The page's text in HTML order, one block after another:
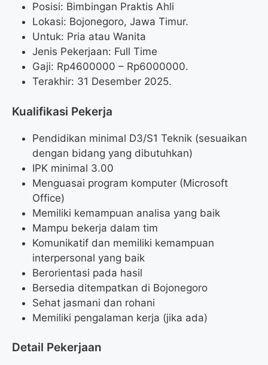
Posisi: Bimbingan Praktis Ahli
Lokasi: Bojonegoro, Jawa Timur.
Untuk: Pria atau Wanita
Jenis Pekerjaan: Full Time
Gaji: Rp4600000 – Rp6000000.
Terakhir: 31 Desember 2025.
Kualifikasi Pekerja
Pendidikan minimal D3/S1 Teknik (sesuaikan
dengan bidang yang dibutuhkan)
IPK minimal 3.00
Menguasai program komputer (Microsoft
Office)
Memiliki kemampuan analisa yang baik
Mampu bekerja dalam tim
Komunikatif dan memiliki kemampuan
interpersonal yang baik
Berorientasi pada hasil
Bersedia ditempatkan di Bojonegoro
Sehat jasmani dan rohani
Memiliki pengalaman kerja (jika ada)
Detail Pekerjaan